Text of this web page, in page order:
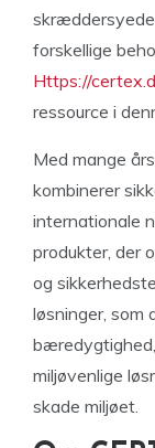
forskellige
Https://
ressource i
Med mange
kombinerer
internationale
produkter, der
og
løsninger, som
miljøvenlige
skade miljøet.